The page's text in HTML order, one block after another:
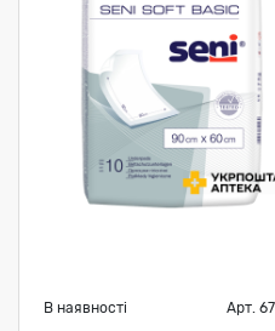
В наявності Арт.